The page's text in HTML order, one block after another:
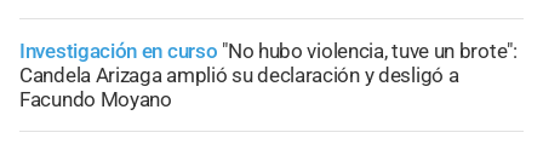
Investigación en curso "No hubo violencia, tuve un brote":
Candela Arizaga amplió su declaración y desligó a
Facundo Moyano